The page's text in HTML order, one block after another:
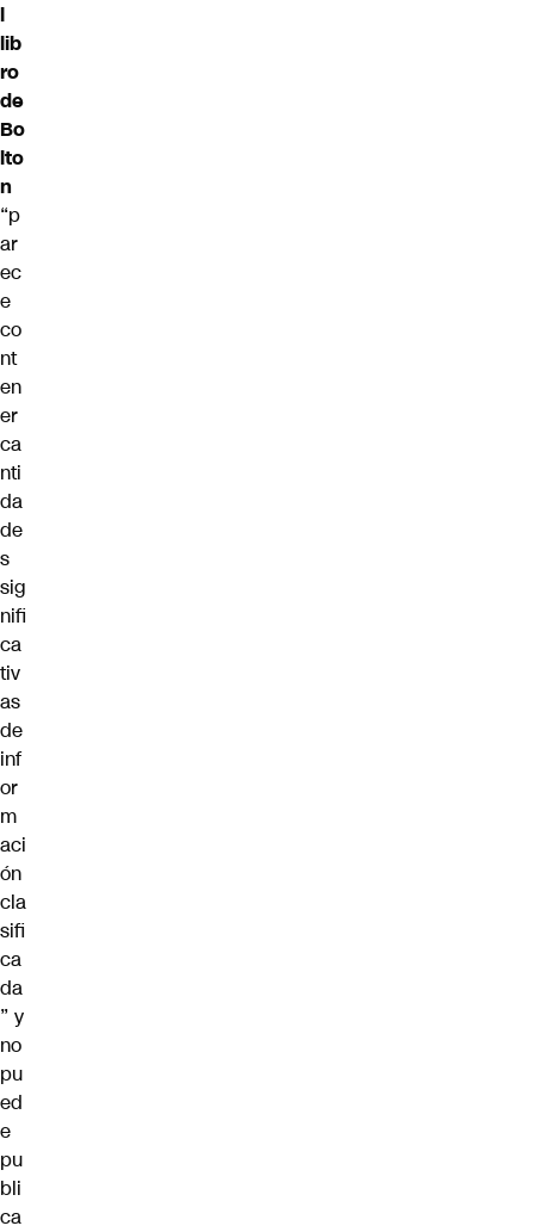
l
lib
ro
de
Bo
lto
n
“p
ar
ec
e
co
nt
en
er
ca
nti
da
de
s
sig
nifi
ca
tiv
as
de
inf
or
m
aci
ón
cla
sifi
ca
da
” y
no
pu
ed
e
pu
bli
ca